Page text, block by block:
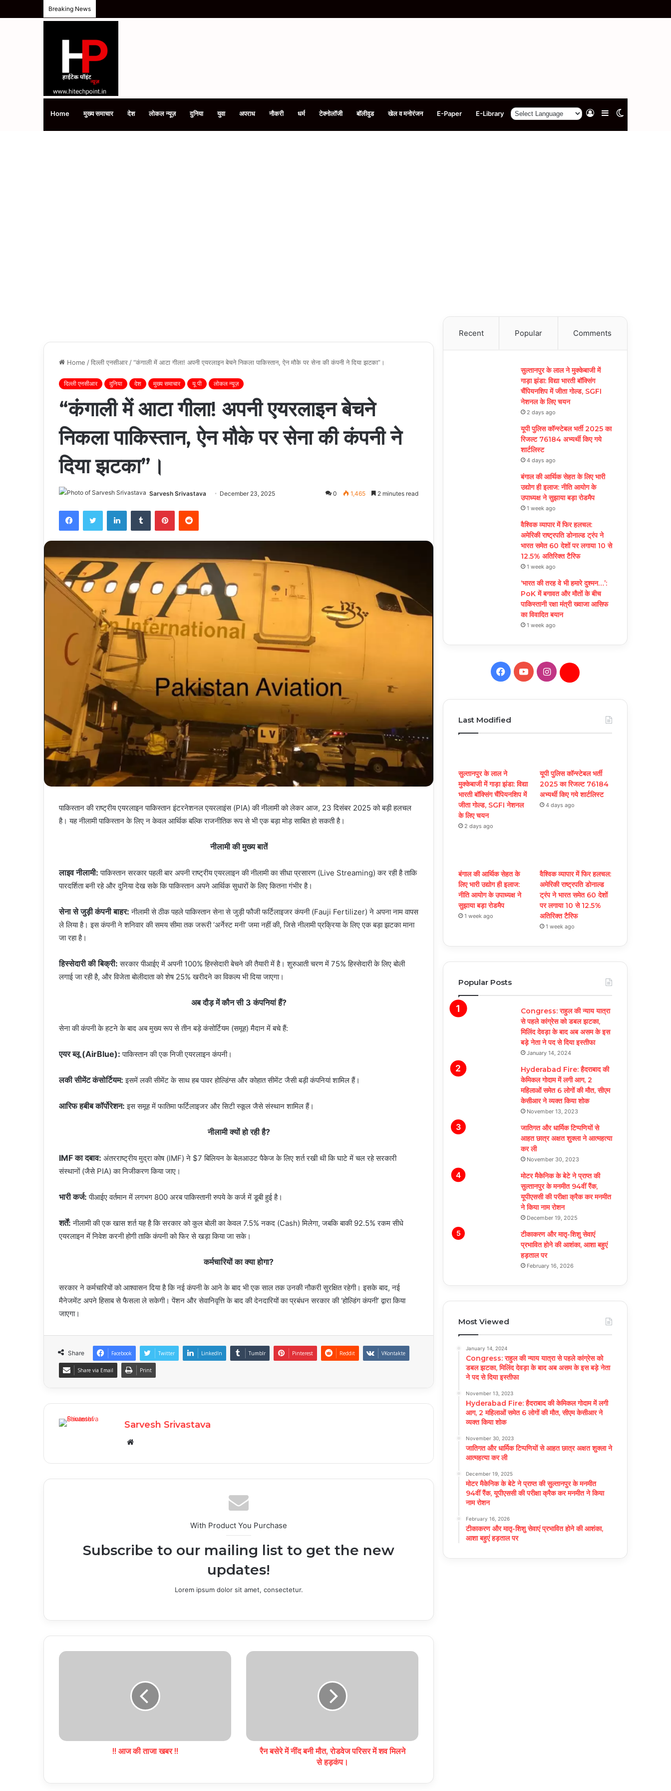
Breaking News
Home मुख्य समाचार देश लोकल न्यूज़ दुनिया युवा अपराध नौकरी धर्म टेक्नोलॉजी बॉलीवुड खेल व मनोरंजन E-Paper E-Library Sidebar
Log
Home /दिल्ली एनसीआर /“कंगाली में आटा गीला! अपनी एयरलाइन बेचने निकला पाकिस्तान, ऐन मौके पर सेना की कंपनी ने दिया झटका”।
दिल्ली एनसीआर दुनिया देश मुख्य समाचार यू पी लोकल न्यूज़
“कंगाली में आटा गीला! अपनी एयरलाइन बेचने
निकला पाकिस्तान, ऐन मौके पर सेना की कंपनी ने
दिया झटका”।
Sarvesh Srivastava December 23, 2025 0 1,465 2 minutes read
FacebookTwitter LinkedInTumblr PinterestReddit
पाकिस्तान की राष्ट्रीय एयरलाइन पाकिस्तान इंटरनेशनल एयरलाइंस (PIA) की नीलामी को लेकर आज, 23 दिसंबर 2025 को बड़ी हलचल
है। यह नीलामी पाकिस्तान के लिए न केवल आर्थिक बल्कि राजनीतिक रूप से भी एक बड़ा मोड़ साबित हो सकती है।
नीलामी की मुख्य बातें
लाइव नीलामी: पाकिस्तान सरकार पहली बार अपनी राष्ट्रीय एयरलाइन की नीलामी का सीधा प्रसारण (Live Streaming) कर रही है ताकि
पारदर्शिता बनी रहे और दुनिया देख सके कि पाकिस्तान अपने आर्थिक सुधारों के लिए कितना गंभीर है।
सेना से जुड़ी कंपनी बाहर: नीलामी से ठीक पहले पाकिस्तान सेना से जुड़ी फौजी फर्टिलाइजर कंपनी (Fauji Fertilizer) ने अपना नाम वापस
ले लिया है। इस कंपनी ने शनिवार की समय सीमा तक जरूरी ‘अर्नेस्ट मनी’ जमा नहीं की, जिसे नीलामी प्रक्रिया के लिए एक बड़ा झटका माना
जा रहा है।
हिस्सेदारी की बिक्री: सरकार पीआईए में अपनी 100% हिस्सेदारी बेचने की तैयारी में है। शुरुआती चरण में 75% हिस्सेदारी के लिए बोली
लगाई जा रही है, और विजेता बोलीदाता को शेष 25% खरीदने का विकल्प भी दिया जाएगा।
अब दौड़ में कौन सी 3 कंपनियां हैं?
सेना की कंपनी के हटने के बाद अब मुख्य रूप से तीन बड़े कंसोर्टियम (समूह) मैदान में बचे हैं:
एयर ब्लू (AirBlue): पाकिस्तान की एक निजी एयरलाइन कंपनी।
लकी सीमेंट कंसोर्टियम: इसमें लकी सीमेंट के साथ हब पावर होल्डिंग्स और कोहात सीमेंट जैसी बड़ी कंपनियां शामिल हैं।
आरिफ हबीब कॉर्पोरेशन: इस समूह में फातिमा फर्टिलाइजर और सिटी स्कूल जैसे संस्थान शामिल हैं।
नीलामी क्यों हो रही है?
IMF का दबाव: अंतरराष्ट्रीय मुद्रा कोष (IMF) ने $7 बिलियन के बेलआउट पैकेज के लिए शर्त रखी थी कि घाटे में चल रहे सरकारी
संस्थानों (जैसे PIA) का निजीकरण किया जाए।
भारी कर्ज: पीआईए वर्तमान में लगभग 800 अरब पाकिस्तानी रुपये के कर्ज में डूबी हुई है।
शर्तें: नीलामी की एक खास शर्त यह है कि सरकार को कुल बोली का केवल 7.5% नकद (Cash) मिलेगा, जबकि बाकी 92.5% रकम सीधे
एयरलाइन में निवेश करनी होगी ताकि कंपनी को फिर से खड़ा किया जा सके।
कर्मचारियों का क्या होगा?
सरकार ने कर्मचारियों को आश्वासन दिया है कि नई कंपनी के आने के बाद भी एक साल तक उनकी नौकरी सुरक्षित रहेगी। इसके बाद, नई
मैनेजमेंट अपने हिसाब से फैसला ले सकेगी। पेंशन और सेवानिवृत्ति के बाद की देनदारियों का प्रबंधन सरकार की ‘होल्डिंग कंपनी’ द्वारा किया
जाएगा।
Share Facebook Twitter LinkedIn Tumblr Pinterest Reddit VKontakte
Share via Email Print
Sarvesh Srivastava
Website
With Product You Purchase
Subscribe to our mailing list to get the new
updates!
Lorem ipsum dolor sit amet, consectetur.
!! आज की ताजा खबर !!
रैन बसेरे में नींद बनी मौत, रोडवेज परिसर में शव मिलने
से हड़कंप।
Recent Popular Comments
सुल्तानपुर के लाल ने मुक्केबाजी में
गाड़ा झंडा: विद्या भारती बॉक्सिंग
चैंपियनशिप में जीता गोल्ड, SGFI
नेशनल के लिए चयन
2 days ago
यूपी पुलिस कॉन्स्टेबल भर्ती 2025 का
रिजल्ट 76184 अभ्यर्थी किए गये
शार्टलिस्ट
4 days ago
बंगाल की आर्थिक सेहत के लिए भारी
उद्योग ही इलाज: नीत‌ि आयोग के
उपाध्यक्ष ने सुझाया बड़ा रोडमैप
1 week ago
वैश्विक व्यापार में फिर हलचल:
अमेरिकी राष्ट्रपति डोनाल्ड ट्रंप ने
भारत समेत 60 देशों पर लगाया 10 से
12.5% अतिरिक्त टैरिफ
1 week ago
‘भारत की तरह वे भी हमारे दुश्मन…’:
PoK में बगावत और मौतों के बीच
पाकिस्तानी रक्षा मंत्री ख्वाजा आसिफ
का विवादित बयान
1 week ago
Facebook
YouTubeInstagramDaily
Last Modified
सुल्तानपुर के लाल ने
मुक्केबाजी में गाड़ा झंडा: विद्या
भारती बॉक्सिंग चैंपियनशिप में
जीता गोल्ड, SGFI नेशनल
के लिए चयन
2 days ago
यूपी पुलिस कॉन्स्टेबल भर्ती
2025 का रिजल्ट 76184
अभ्यर्थी किए गये शार्टलिस्ट
4 days ago
बंगाल की आर्थिक सेहत के
लिए भारी उद्योग ही इलाज:
नीत‌ि आयोग के उपाध्यक्ष ने
सुझाया बड़ा रोडमैप
1 week ago
वैश्विक व्यापार में फिर हलचल:
अमेरिकी राष्ट्रपति डोनाल्ड
ट्रंप ने भारत समेत 60 देशों
पर लगाया 10 से 12.5%
अतिरिक्त टैरिफ
1 week ago
Popular Posts
Congress: राहुल की न्याय यात्रा
से पहले कांग्रेस को डबल झटका,
मिलिंद देवड़ा के बाद अब असम के इस
बड़े नेता ने पद से दिया इस्तीफा
January 14, 2024
Hyderabad Fire: हैदराबाद की
केमिकल गोदाम में लगी आग, 2
महिलाओं समेत 6 लोगों की मौत, सीएम
केसीआर ने व्यक्त किया शोक
November 13, 2023
जातिगत और धार्मिक टिप्पणियों से
आहत छात्र अक्षत शुक्ला ने आत्महत्या
कर ली
November 30, 2023
मोटर मैकेनिक के बेटे ने प्राप्त की
सुल्तानपुर के मनमीत 94वीं रैंक,
यूपीएससी की परीक्षा क्रैक कर मनमीत
ने किया नाम रोशन
December 19, 2025
टीकाकरण और मातृ-शिशु सेवाएं
प्रभावित होने की आशंका, आशा बहुएं
हड़ताल पर
February 16, 2026
Most Viewed
January 14, 2024
Congress: राहुल की न्याय यात्रा से पहले कांग्रेस को
डबल झटका, मिलिंद देवड़ा के बाद अब असम के इस बड़े नेता
ने पद से दिया इस्तीफा
November 13, 2023
Hyderabad Fire: हैदराबाद की केमिकल गोदाम में लगी
आग, 2 महिलाओं समेत 6 लोगों की मौत, सीएम केसीआर ने
व्यक्त किया शोक
November 30, 2023
जातिगत और धार्मिक टिप्पणियों से आहत छात्र अक्षत शुक्ला ने
आत्महत्या कर ली
December 19, 2025
मोटर मैकेनिक के बेटे ने प्राप्त की सुल्तानपुर के मनमीत
94वीं रैंक, यूपीएससी की परीक्षा क्रैक कर मनमीत ने किया
नाम रोशन
February 16, 2026
टीकाकरण और मातृ-शिशु सेवाएं प्रभावित होने की आशंका,
आशा बहुएं हड़ताल पर